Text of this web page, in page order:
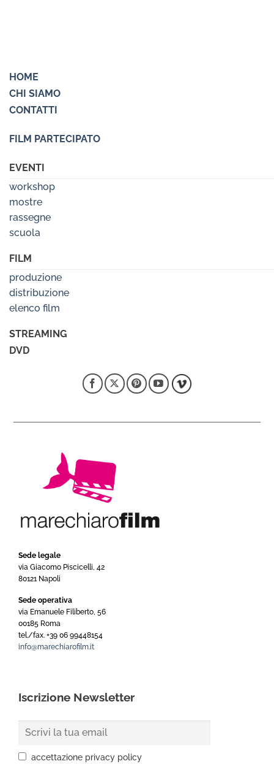
HOME
CHI SIAMO
CONTATTI
FILM PARTECIPATO
EVENTI
workshop
mostre
rassegne
scuola
FILM
produzione
distribuzione
elenco film
STREAMING
DVD
Sede legale
via Giacomo Piscicelli, 42
80121 Napoli
Sede operativa
via Emanuele Filiberto, 56
00185 Roma
tel./fax. +39 06 99448154
info@marechiarofilm.it
Iscrizione Newsletter
accettazione privacy policy